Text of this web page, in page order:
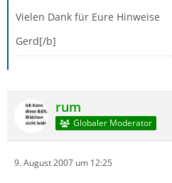
Vielen Dank für Eure Hinweise
Gerd[/b]
rum
Globaler Moderator
9. August 2007 um 12:25